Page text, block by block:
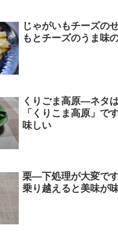
じゃがいもチーズの
もとチーズのうま味
くりごま高原―ネタ
「くりこま高原」で
味しい
栗―下処理が大変で
乗り越えると美味が